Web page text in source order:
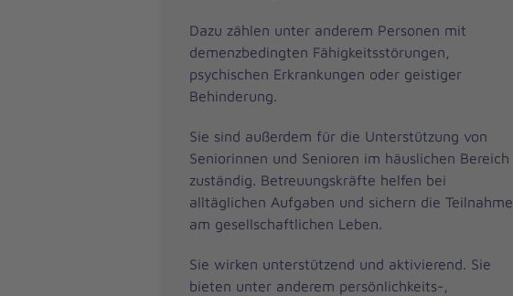
Dazu zählen unter anderem Personen mit
demenzbedingten Fähigkeitsstörungen,
psychischen Erkrankungen oder geistiger
Behinderung.
Sie sind außerdem für die Unterstützung von
Seniorinnen und Senioren im häuslichen Bereich
zuständig. Betreuungskräfte helfen bei
alltäglichen Aufgaben und sichern die Teilnahme
am gesellschaftlichen Leben.
Sie wirken unterstützend und aktivierend. Sie
bieten unter anderem persönlichkeits-,